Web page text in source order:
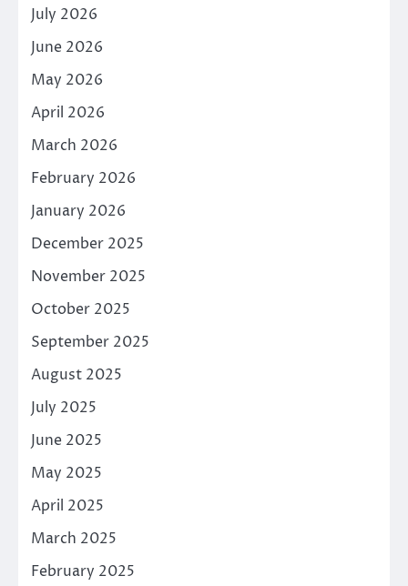
July 2026
June 2026
May 2026
April 2026
March 2026
February 2026
January 2026
December 2025
November 2025
October 2025
September 2025
August 2025
July 2025
June 2025
May 2025
April 2025
March 2025
February 2025